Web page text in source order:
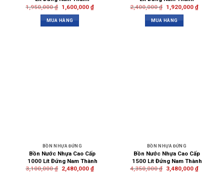
1,950,000₫ 1,600,000 ₫
MUA HÀNG
2,400,000₫ 1,920,000 ₫
MUA HÀNG
BỒN NHỰA ĐỨNG
Bồn Nước Nhựa Cao Cấp
1000 Lít Đứng Nam Thành
3,100,000₫ 2,480,000 ₫
BỒN NHỰA ĐỨNG
Bồn Nước Nhựa Cao Cấp
1500 Lít Đứng Nam Thành
4,350,000₫ 3,480,000 ₫